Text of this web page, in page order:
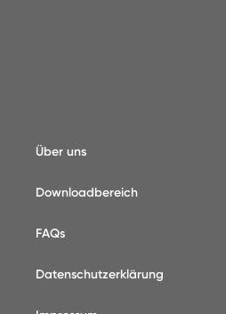
Über uns
Downloadbereich
FAQs
Datenschutzerklärung